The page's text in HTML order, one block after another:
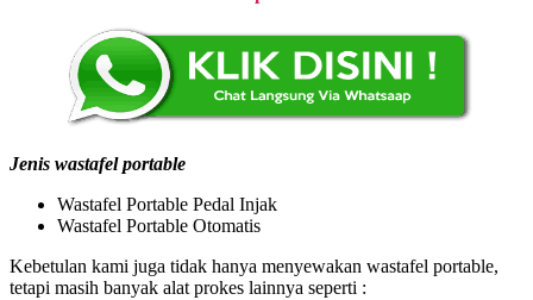
Jenis wastafel portable
Wastafel Portable Pedal Injak
Wastafel Portable Otomatis
Kebetulan kami juga tidak hanya menyewakan wastafel portable,
tetapi masih banyak alat prokes lainnya seperti :